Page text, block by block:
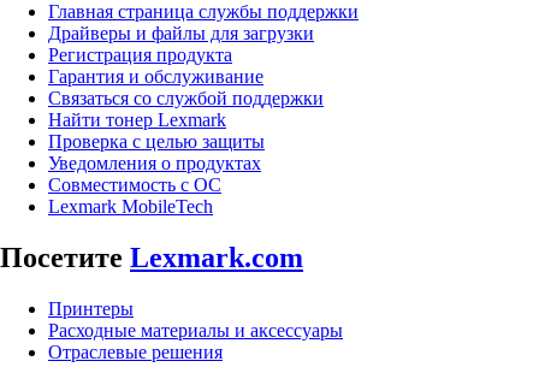
Главная страница службы поддержки
Драйверы и файлы для загрузки
Регистрация продукта
Гарантия и обслуживание
Связаться со службой поддержки
Найти тонер Lexmark
Проверка с целью защиты
Уведомления о продуктах
Совместимость с ОС
Lexmark MobileTech
Посетите Lexmark.com
Принтеры
Расходные материалы и аксессуары
Отраслевые решения